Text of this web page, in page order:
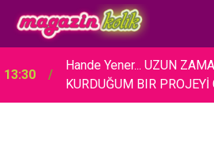
13:30
Hande Yener... UZUN
KURDUĞUM BIR PROJEYİ